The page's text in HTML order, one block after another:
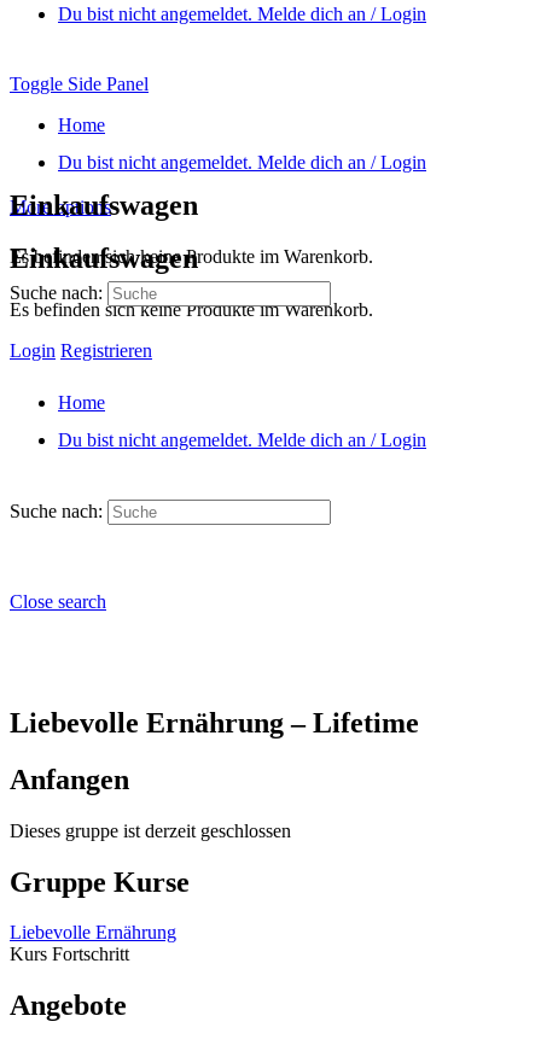
Du bist nicht angemeldet. Melde dich an / Login
Toggle Side Panel
Home
Du bist nicht angemeldet. Melde dich an / Login
More options
Einkaufswagen
Es befinden sich keine Produkte im Warenkorb.
Login Registrieren
Einkaufswagen
Es befinden sich keine Produkte im Warenkorb.
Suche nach:
Home
Du bist nicht angemeldet. Melde dich an / Login
Suche nach:
Close search
Liebevolle Ernährung – Lifetime
Anfangen
Dieses gruppe ist derzeit geschlossen
Gruppe Kurse
Liebevolle Ernährung
Kurs Fortschritt
Angebote